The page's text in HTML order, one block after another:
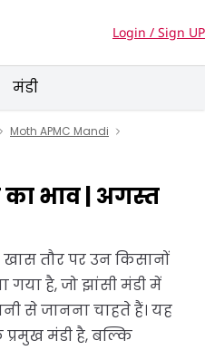
Login / Sign UP
मंडी
Moth APMC Mandi
भाव | अगस्त
तौर पर उन किसानों
गया है, जो झांसी मंडी में
से जानना चाहते हैं। यह
मंडी है, बल्कि